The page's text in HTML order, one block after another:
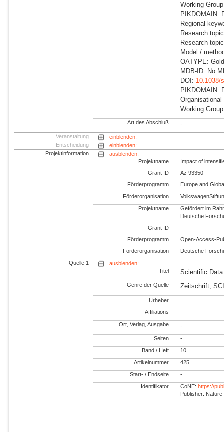
Working
PIKDOMAIN:
Regional
Research
Research
Model /
OATYPE:
MDB-ID: No
DOI: 10.1038/
PIKDOMAIN:
Working
Art des Abschluß -
Veranstaltung
einblenden:
Entscheidung
einblenden:
Projektinformation
ausblenden:
Projektname
Impact of
Grant ID
Az 93350
Förderprogramm
Europe and
Förderorganisation
Projektname
Gefördert im
Deutsche
Grant ID
-
Förderprogramm
Open-Access-
Förderorganisation
Deutsche
Quelle 1
ausblenden:
Titel
Scientific Data
Genre der Quelle Zeitschrift,
Urheber
Affiliations
Ort, Verlag, Ausgabe -
Seiten -
Band / Heft 10
Artikelnummer 425
Start- / Endseite -
Identifikator CoNE:https://
Publisher: Nature